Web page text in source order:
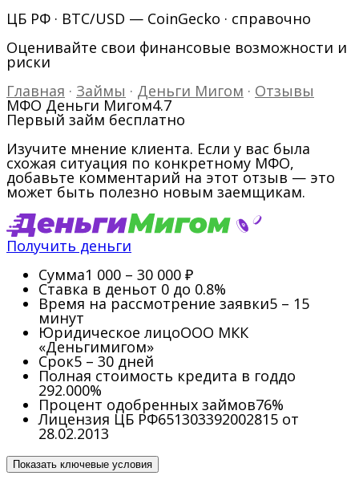
ЦБ РФ · BTC/USD — CoinGecko · справочно
Оценивайте свои финансовые возможности и
риски
Главная · Займы · Деньги Мигом · Отзывы
МФО Деньги Мигом4.7
Первый займ бесплатно
Изучите мнение клиента. Если у вас была
схожая ситуация по конкретному МФО,
добавьте комментарий на этот отзыв — это
может быть полезно новым заемщикам.
Получить деньги
Сумма1 000 – 30 000 ₽
Ставка в деньот 0 до 0.8%
Время на рассмотрение заявки5 – 15
минут
Юридическое лицоООО МКК
«Деньгимигом»
Срок5 – 30 дней
Полная стоимость кредита в годдо
292.000%
Процент одобренных займов76%
Лицензия ЦБ РФ651303392002815 от
28.02.2013
Показать ключевые условия